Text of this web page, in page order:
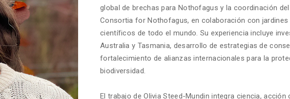
global de brechas para Nothofagus y la coordinación
Consortia for Nothofagus, en colaboración con
científicos de todo el mundo. Su experiencia incluye
Australia y Tasmania, desarrollo de estrategias de
fortalecimiento de alianzas internacionales para la
biodiversidad.
El trabajo de Olivia Steed-Mundin integra ciencia, acción